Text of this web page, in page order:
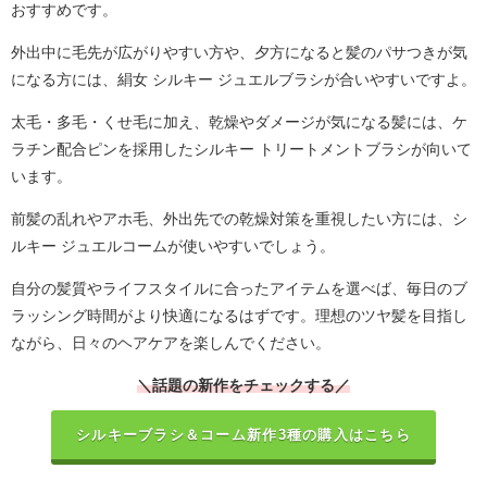
おすすめです。
外出中に毛先が広がりやすい方や、夕方になると髪のパサつきが気
になる方には、絹女 シルキー ジュエルブラシが合いやすいですよ。
太毛・多毛・くせ毛に加え、乾燥やダメージが気になる髪には、ケ
ラチン配合ピンを採用したシルキー トリートメントブラシが向いて
います。
前髪の乱れやアホ毛、外出先での乾燥対策を重視したい方には、シ
ルキー ジュエルコームが使いやすいでしょう。
自分の髪質やライフスタイルに合ったアイテムを選べば、毎日のブ
ラッシング時間がより快適になるはずです。理想のツヤ髪を目指し
ながら、日々のヘアケアを楽しんでください。
＼話題の新作をチェックする／
シルキーブラシ＆コーム新作3種の購入はこちら